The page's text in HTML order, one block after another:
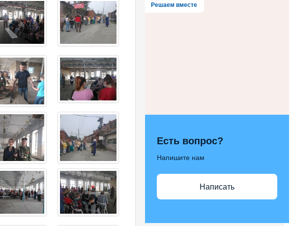
Решаем вместе
Есть вопрос?
Напишите нам
Написать